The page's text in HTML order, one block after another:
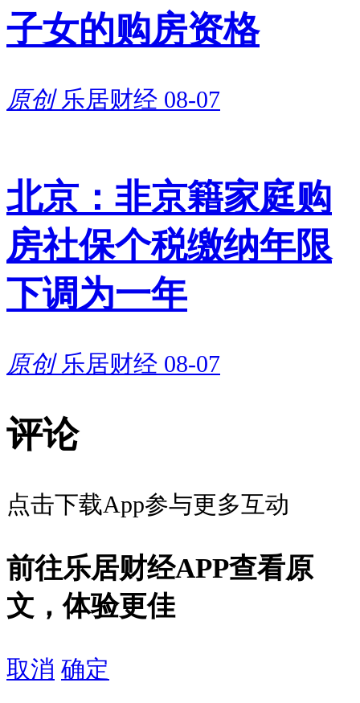
子女的购房资格
原创 乐居财经 08-07
北京：非京籍家庭购
房社保个税缴纳年限
下调为一年
原创 乐居财经 08-07
评论
点击下载App参与更多互动
前往乐居财经APP查看原
文，体验更佳
取消 确定